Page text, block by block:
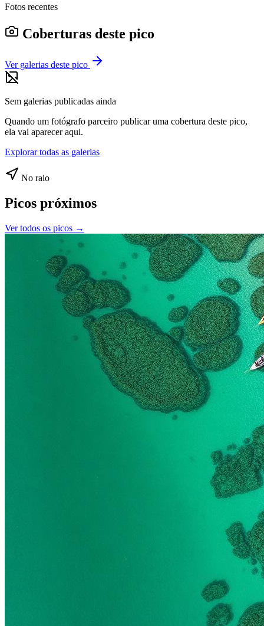
Fotos recentes
Coberturas deste pico
Ver galerias deste pico
Sem galerias publicadas ainda
Quando um fotógrafo parceiro publicar uma cobertura deste pico,
ela vai aparecer aqui.
Explorar todas as galerias
No raio
Picos próximos
Ver todos os picos →